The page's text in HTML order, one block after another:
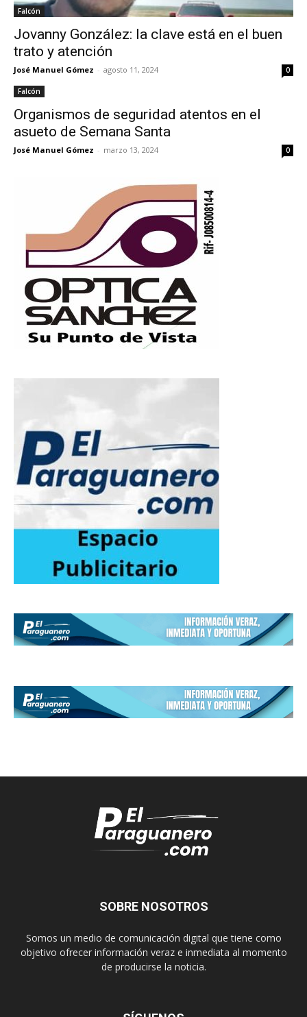
Falcón
Jovanny González: la clave está en el buen
trato y atención
José Manuel Gómez - agosto 11, 2024 0
Falcón
Organismos de seguridad atentos en el
asueto de Semana Santa
José Manuel Gómez - marzo 13, 2024 0
SOBRE NOSOTROS
Somos un medio de comunicación digital que tiene como
objetivo ofrecer información veraz e inmediata al momento
de producirse la noticia.